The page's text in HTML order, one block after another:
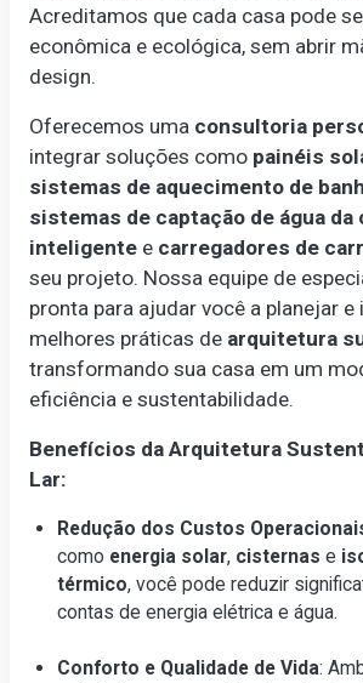
Acreditamos que cada casa pode
econômica e ecológica, sem abrir
design.
Oferecemos uma consultoria
integrar soluções como painéis
sistemas de aquecimento de
sistemas de captação de água da
inteligentee carregadores de
seu projeto. Nossa equipe de
pronta para ajudar você a planejar
melhores práticas de arquitetura
transformando sua casa em um
eficiência e sustentabilidade.
Benefícios da Arquitetura
Lar:
Redução dos Custos
como energia solar, cisternas e
térmico, você pode reduzir
contas de energia elétrica e água.
Conforto e Qualidade de Vida: